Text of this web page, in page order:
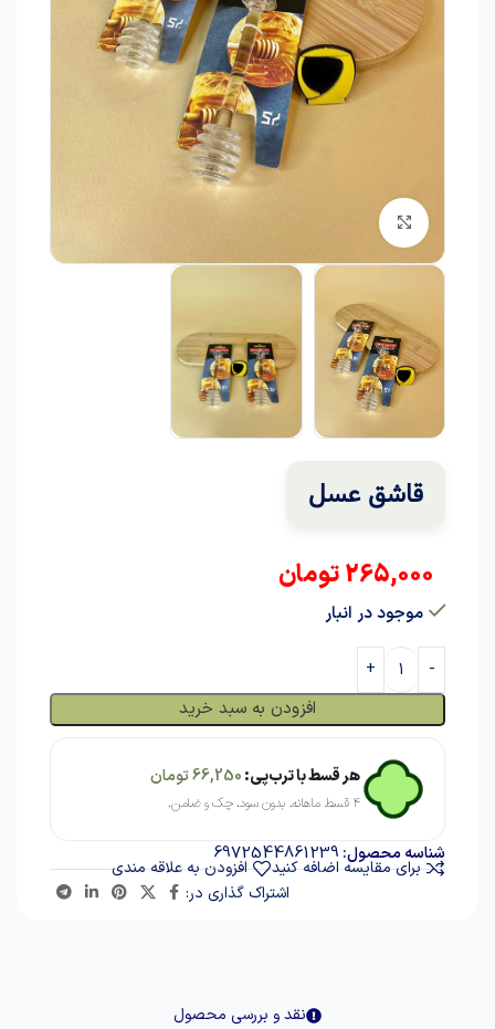
برای بزرگنمایی کلیک کنید
قاشق عسل
265,000تومان
موجود در انبار
افزودن به سبد خرید
هر قسط با ترب‌پی:66,250تومان
۴ قسط ماهانه. بدون سود، چک و ضامن.
شناسه محصول: 6972544861239
برای مقایسه اضافه کنید
افزودن به علاقه مندی
اشتراک گذاری در:
نقد و بررسی محصول